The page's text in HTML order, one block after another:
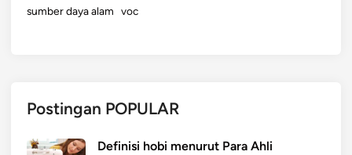
sumber daya alam voc
Postingan POPULAR
Definisi hobi menurut Para Ahli